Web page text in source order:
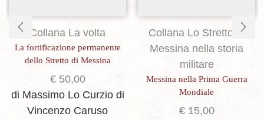
Collana La volta
La fortificazione permanente
dello Stretto di Messina
€50,00
di Massimo Lo Curzio di
Vincenzo Caruso
Collana Lo Stretto di
Messina nella storia
militare
Messina nella Prima Guerra
Mondiale
€15,00